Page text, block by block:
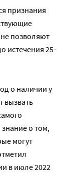
признания
позволяют
истечения 25-
о наличии у
вызвать
о том,
могут
в июле 2022